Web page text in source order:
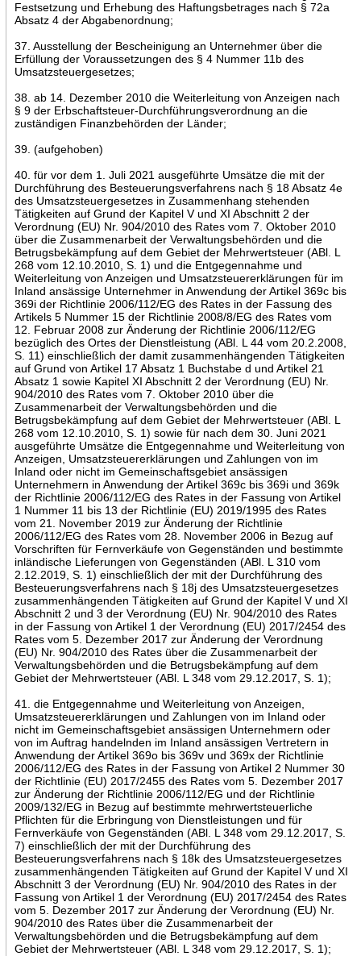
Festsetzung und Erhebung des Haftungsbetrages nach § 72a
Absatz 4 der Abgabenordnung;
37. Ausstellung der Bescheinigung an Unternehmer über die
Erfüllung der Voraussetzungen des § 4 Nummer 11b des
Umsatzsteuergesetzes;
38. ab 14. Dezember 2010 die Weiterleitung von Anzeigen nach
§ 9 der Erbschaftsteuer-Durchführungsverordnung an die
zuständigen Finanzbehörden der Länder;
39. (aufgehoben)
40. für vor dem 1. Juli 2021 ausgeführte Umsätze die mit der
Durchführung des Besteuerungsverfahrens nach § 18 Absatz 4e
des Umsatzsteuergesetzes in Zusammenhang stehenden
Tätigkeiten auf Grund der Kapitel V und XI Abschnitt 2 der
Verordnung (EU) Nr. 904/2010 des Rates vom 7. Oktober 2010
über die Zusammenarbeit der Verwaltungsbehörden und die
Betrugsbekämpfung auf dem Gebiet der Mehrwertsteuer (ABl. L
268 vom 12.10.2010, S. 1) und die Entgegennahme und
Weiterleitung von Anzeigen und Umsatzsteuererklärungen für im
Inland ansässige Unternehmer in Anwendung der Artikel 369c bis
369i der Richtlinie 2006/112/EG des Rates in der Fassung des
Artikels 5 Nummer 15 der Richtlinie 2008/8/EG des Rates vom
12. Februar 2008 zur Änderung der Richtlinie 2006/112/EG
bezüglich des Ortes der Dienstleistung (ABl. L 44 vom 20.2.2008,
S. 11) einschließlich der damit zusammenhängenden Tätigkeiten
auf Grund von Artikel 17 Absatz 1 Buchstabe d und Artikel 21
Absatz 1 sowie Kapitel XI Abschnitt 2 der Verordnung (EU) Nr.
904/2010 des Rates vom 7. Oktober 2010 über die
Zusammenarbeit der Verwaltungsbehörden und die
Betrugsbekämpfung auf dem Gebiet der Mehrwertsteuer (ABl. L
268 vom 12.10.2010, S. 1) sowie für nach dem 30. Juni 2021
ausgeführte Umsätze die Entgegennahme und Weiterleitung von
Anzeigen, Umsatzsteuererklärungen und Zahlungen von im
Inland oder nicht im Gemeinschaftsgebiet ansässigen
Unternehmern in Anwendung der Artikel 369c bis 369i und 369k
der Richtlinie 2006/112/EG des Rates in der Fassung von Artikel
1 Nummer 11 bis 13 der Richtlinie (EU) 2019/1995 des Rates
vom 21. November 2019 zur Änderung der Richtlinie
2006/112/EG des Rates vom 28. November 2006 in Bezug auf
Vorschriften für Fernverkäufe von Gegenständen und bestimmte
inländische Lieferungen von Gegenständen (ABl. L 310 vom
2.12.2019, S. 1) einschließlich der mit der Durchführung des
Besteuerungsverfahrens nach § 18j des Umsatzsteuergesetzes
zusammenhängenden Tätigkeiten auf Grund der Kapitel V und XI
Abschnitt 2 und 3 der Verordnung (EU) Nr. 904/2010 des Rates
in der Fassung von Artikel 1 der Verordnung (EU) 2017/2454 des
Rates vom 5. Dezember 2017 zur Änderung der Verordnung
(EU) Nr. 904/2010 des Rates über die Zusammenarbeit der
Verwaltungsbehörden und die Betrugsbekämpfung auf dem
Gebiet der Mehrwertsteuer (ABl. L 348 vom 29.12.2017, S. 1);
41. die Entgegennahme und Weiterleitung von Anzeigen,
Umsatzsteuererklärungen und Zahlungen von im Inland oder
nicht im Gemeinschaftsgebiet ansässigen Unternehmern oder
von im Auftrag handelnden im Inland ansässigen Vertretern in
Anwendung der Artikel 369o bis 369v und 369x der Richtlinie
2006/112/EG des Rates in der Fassung von Artikel 2 Nummer 30
der Richtlinie (EU) 2017/2455 des Rates vom 5. Dezember 2017
zur Änderung der Richtlinie 2006/112/EG und der Richtlinie
2009/132/EG in Bezug auf bestimmte mehrwertsteuerliche
Pflichten für die Erbringung von Dienstleistungen und für
Fernverkäufe von Gegenständen (ABl. L 348 vom 29.12.2017, S.
7) einschließlich der mit der Durchführung des
Besteuerungsverfahrens nach § 18k des Umsatzsteuergesetzes
zusammenhängenden Tätigkeiten auf Grund der Kapitel V und XI
Abschnitt 3 der Verordnung (EU) Nr. 904/2010 des Rates in der
Fassung von Artikel 1 der Verordnung (EU) 2017/2454 des Rates
vom 5. Dezember 2017 zur Änderung der Verordnung (EU) Nr.
904/2010 des Rates über die Zusammenarbeit der
Verwaltungsbehörden und die Betrugsbekämpfung auf dem
Gebiet der Mehrwertsteuer (ABl. L 348 vom 29.12.2017, S. 1);